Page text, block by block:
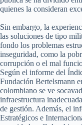
quienes la consideran
Sin embargo, la
las soluciones de tipo
fondo los problemas
inseguridad, como la
corrupción o el mal
Según el informe del
Fundación Bertelsmann
colombiano se ve
infraestructura
de gestión. Además, el
Estratégicos e